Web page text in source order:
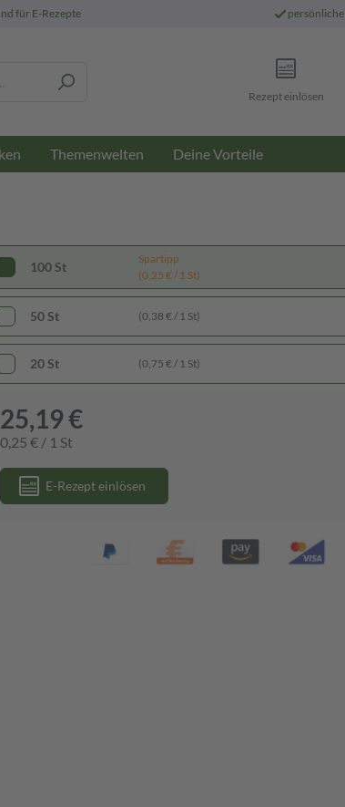
für E-Rezepte persönliche
Rezept einlösen
Themenwelten Deine Vorteile
100 St
Spartipp
(0,25 € / 1 St)
50 St (0,38 € / 1 St)
20 St (0,75 € / 1 St)
25,19 €
0,25 € / 1 St
E-Rezept einlösen